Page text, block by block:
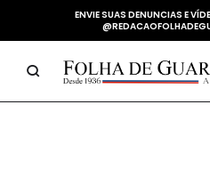
ENVIE SUAS DENUNCIAS E